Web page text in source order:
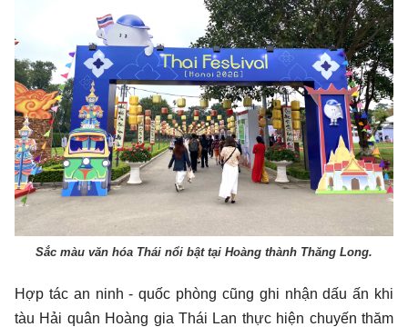
Sắc màu văn hóa Thái nổi bật tại Hoàng thành Thăng Long.
Hợp tác an ninh - quốc phòng cũng ghi nhận dấu ấn khi
tàu Hải quân Hoàng gia Thái Lan thực hiện chuyến thăm